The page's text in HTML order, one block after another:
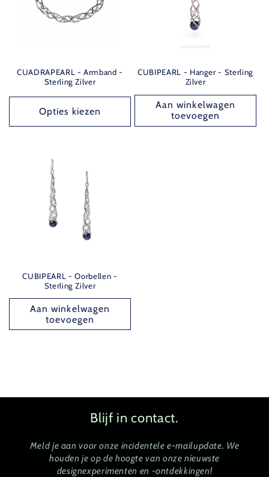
CUADRAPEARL - Armband -
Sterling Zilver
Opties kiezen
CUBIPEARL - Hanger - Sterling
Zilver
Aan winkelwagen
toevoegen
CUBIPEARL - Oorbellen -
Sterling Zilver
Aan winkelwagen
toevoegen
Blijf in contact.
Meld je aan voor onze incidentele e-mailupdate. We
houden je op de hoogte van onze nieuwste
designexperimenten en -ontdekkingen!